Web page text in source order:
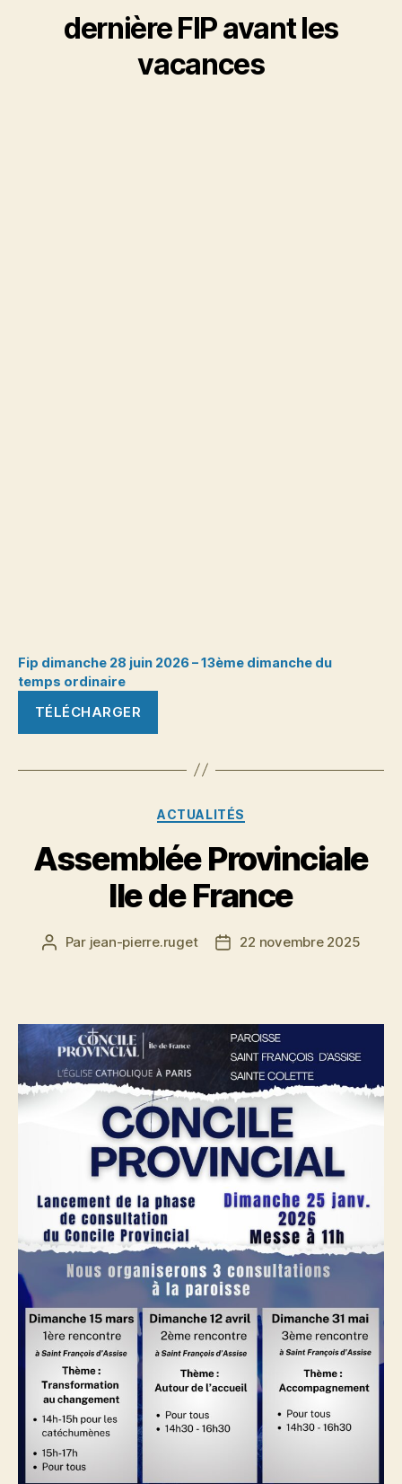
dernière FIP avant les
vacances
Fip dimanche 28 juin 2026 – 13ème dimanche du
temps ordinaire
TÉLÉCHARGER
Catégories
ACTUALITÉS
Assemblée Provinciale
Ile de France
Auteur
Par jean-pierre.ruget
Date22 novembre 2025